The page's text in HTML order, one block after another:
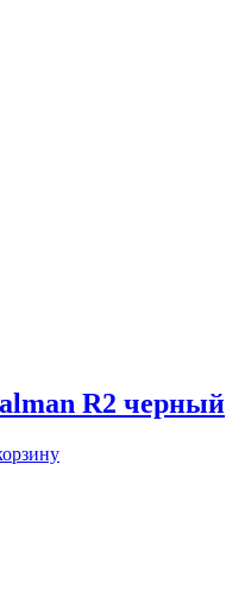
R2 черный